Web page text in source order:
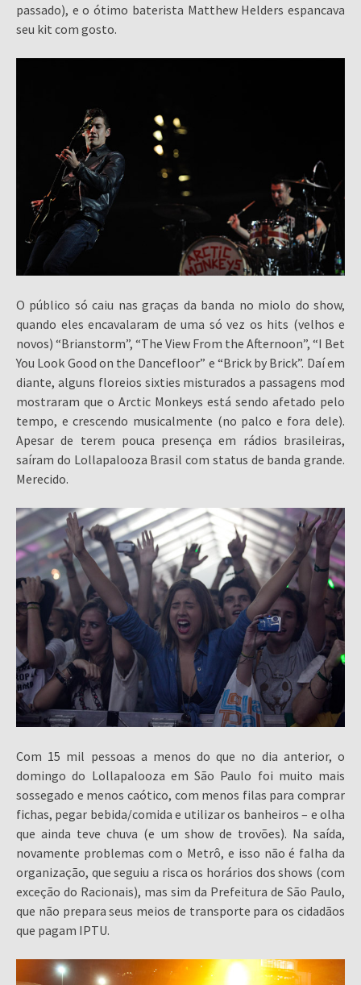
passado), e o ótimo baterista Matthew Helders espancava
seu kit com gosto.
O público só caiu nas graças da banda no miolo do show,
quando eles encavalaram de uma só vez os hits (velhos e
novos) “Brianstorm”, “The View From the Afternoon”, “I Bet
You Look Good on the Dancefloor” e “Brick by Brick”. Daí em
diante, alguns floreios sixties misturados a passagens mod
mostraram que o Arctic Monkeys está sendo afetado pelo
tempo, e crescendo musicalmente (no palco e fora dele).
Apesar de terem pouca presença em rádios brasileiras,
saíram do Lollapalooza Brasil com status de banda grande.
Merecido.
Com 15 mil pessoas a menos do que no dia anterior, o
domingo do Lollapalooza em São Paulo foi muito mais
sossegado e menos caótico, com menos filas para comprar
fichas, pegar bebida/comida e utilizar os banheiros – e olha
que ainda teve chuva (e um show de trovões). Na saída,
novamente problemas com o Metrô, e isso não é falha da
organização, que seguiu a risca os horários dos shows (com
exceção do Racionais), mas sim da Prefeitura de São Paulo,
que não prepara seus meios de transporte para os cidadãos
que pagam IPTU.